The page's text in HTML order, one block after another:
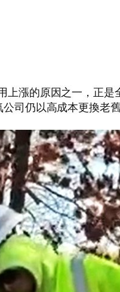
上漲的原因之一，正是
司仍以高成本更換老